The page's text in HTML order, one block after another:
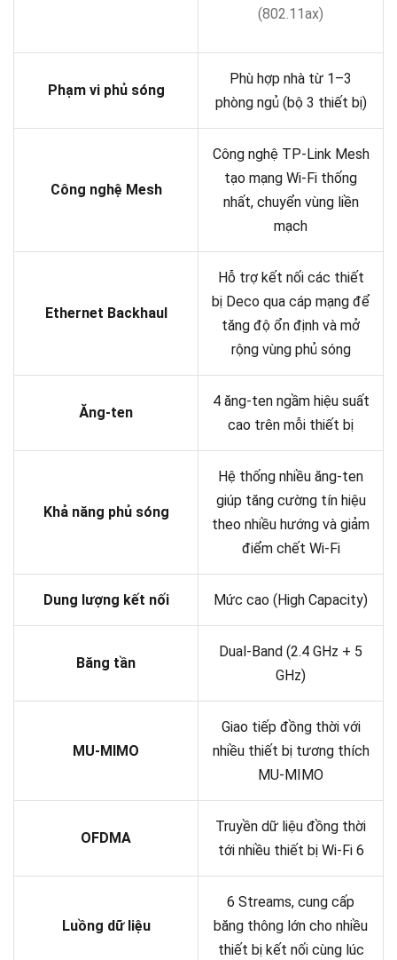
(802.11ax)
Phạm vi phủ sóng
Phù hợp nhà từ 1–3
phòng ngủ (bộ 3 thiết bị)
Công nghệ Mesh
Công nghệ TP-Link Mesh
tạo mạng Wi-Fi thống
nhất, chuyển vùng liền
mạch
Ethernet Backhaul
Hỗ trợ kết nối các thiết
bị Deco qua cáp mạng để
tăng độ ổn định và mở
rộng vùng phủ sóng
Ăng-ten
4 ăng-ten ngầm hiệu suất
cao trên mỗi thiết bị
Khả năng phủ sóng
Hệ thống nhiều ăng-ten
giúp tăng cường tín hiệu
theo nhiều hướng và giảm
điểm chết Wi-Fi
Dung lượng kết nối Mức cao (High Capacity)
Băng tần
Dual-Band (2.4 GHz + 5
GHz)
MU-MIMO
Giao tiếp đồng thời với
nhiều thiết bị tương thích
MU-MIMO
OFDMA
Truyền dữ liệu đồng thời
tới nhiều thiết bị Wi-Fi 6
Luồng dữ liệu
6 Streams, cung cấp
băng thông lớn cho nhiều
thiết bị kết nối cùng lúc